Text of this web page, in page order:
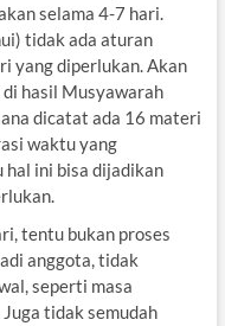
selama 4-7 hari.
tidak ada aturan
yang diperlukan. Akan
hasil Musyawarah
dicatat ada 16 materi
waktu yang
ini bisa dijadikan
tentu bukan proses
anggota, tidak
seperti masa
tidak semudah